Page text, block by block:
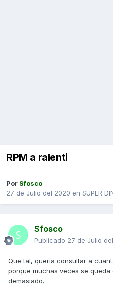
RPM a ralenti
Por Sfosco
27 de Julio del 2020 en SUPER
Sfosco
Publicado 27 de Julio
Que tal, queria consultar a
porque muchas veces se
demasiado.